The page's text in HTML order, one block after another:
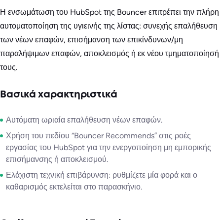
Η ενσωμάτωση του HubSpot της Bouncer επιτρέπει την πλήρη
αυτοματοποίηση της υγιεινής της λίστας: συνεχής επαλήθευση
των νέων επαφών, επισήμανση των επικίνδυνων/μη
παραλήψιμων επαφών, αποκλεισμός ή εκ νέου τμηματοποίησή
τους.
Βασικά χαρακτηριστικά
Αυτόματη ωριαία επαλήθευση νέων επαφών.
Χρήση του πεδίου “Bouncer Recommends” στις ροές
εργασίας του HubSpot για την ενεργοποίηση μη εμπορικής
επισήμανσης ή αποκλεισμού.
Ελάχιστη τεχνική επιβάρυνση: ρυθμίζετε μία φορά και ο
καθαρισμός εκτελείται στο παρασκήνιο.